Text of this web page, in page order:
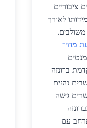
ציבוריים
לאורך
מחיר
ברונזה
נהנים
כאשר המחירים בשנת 2026 מאפשרים גישה
עם